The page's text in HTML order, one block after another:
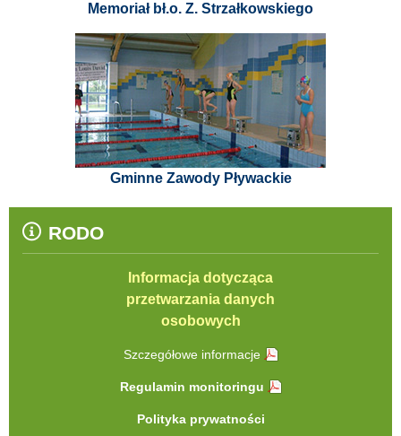
Memoriał bł.o. Z. Strzałkowskiego
Gminne Zawody Pływackie
RODO
Informacja dotycząca
przetwarzania danych
osobowych
Szczegółowe informacje
Regulamin monitoringu
Polityka prywatności